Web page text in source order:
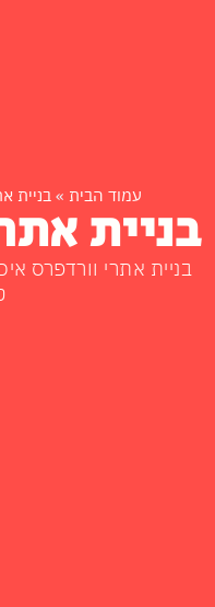
עמוד הבית » בניית
בניית
בניית אתרי וורדפרס